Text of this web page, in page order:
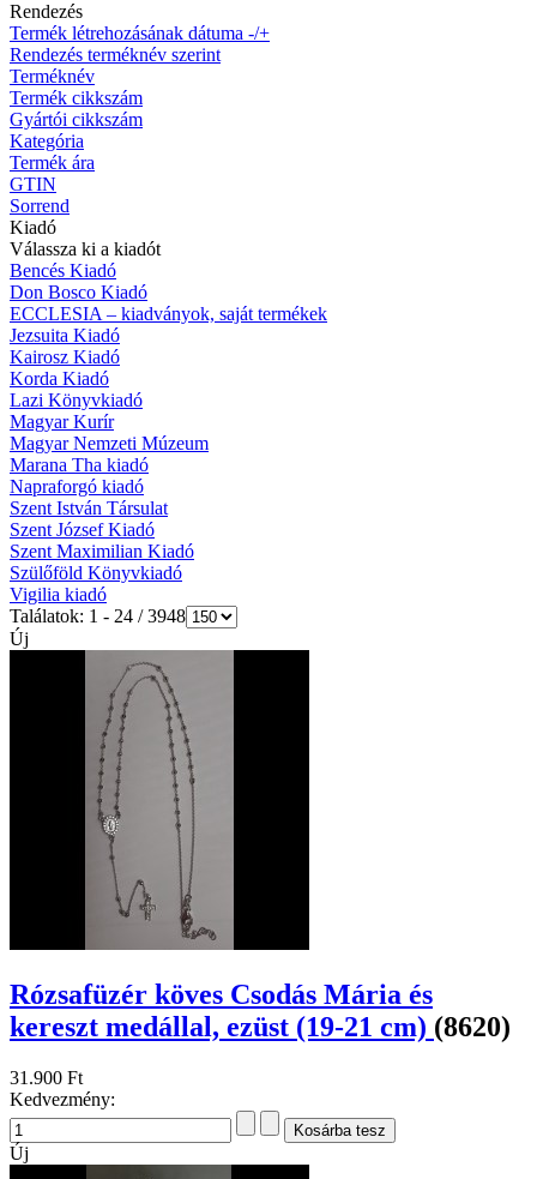
Rendezés
Termék létrehozásának dátuma -/+
Rendezés terméknév szerint
Terméknév
Termék cikkszám
Gyártói cikkszám
Kategória
Termék ára
GTIN
Sorrend
Kiadó
Válassza ki a kiadót
Bencés Kiadó
Don Bosco Kiadó
ECCLESIA – kiadványok, saját termékek
Jezsuita Kiadó
Kairosz Kiadó
Korda Kiadó
Lazi Könyvkiadó
Magyar Kurír
Magyar Nemzeti Múzeum
Marana Tha kiadó
Napraforgó kiadó
Szent István Társulat
Szent József Kiadó
Szent Maximilian Kiadó
Szülőföld Könyvkiadó
Vigilia kiadó
Találatok: 1 - 24 / 3948
Új
Rózsafüzér köves Csodás Mária és
kereszt medállal, ezüst (19-21 cm) (8620)
31.900 Ft
Kedvezmény:
Új